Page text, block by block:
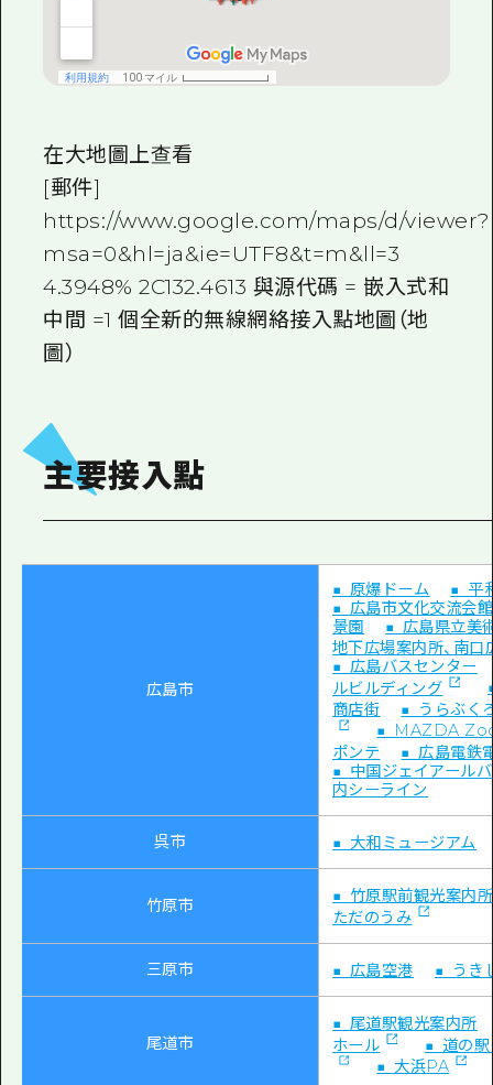
1晚2天
廣島免費 Wi-Fi
面向外國遊客的街角旅遊信息中心
常見問題
照片下載
災難發生期間的交通資訊
在大地圖上查看
[郵件]
https://www.google.com/maps/d/viewer?
msa=0&hl=ja&ie=UTF8&t=m&ll=3
4.3948% 2C132.4613 與源代碼 = 嵌入式和
中間 =1 個全新的無線網絡接入點地圖（地
圖）
主要接入點
広島市
■ 原爆ドーム
■ 平
■ 広島市文化交流会館
景園
■ 広島県立美
地下広場案内所、南口
■ 広島バスセンター
ルビルディング
商店街
■ うらぶく
■ MAZDA
ポンテ
■ 広島電鉄電
■ 中国ジェイアールバ
内シーライン
呉市 ■ 大和ミュージアム
竹原市
■ 竹原駅前観光案内所
ただのうみ
三原市 ■ 広島空港 ■ うき
尾道市
■ 尾道駅観光案内所
ホール
■ 道の駅
■ 大浜PA